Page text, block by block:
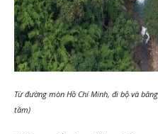
Từ đường mòn Hồ Chí Minh, đi bộ và
tầm)